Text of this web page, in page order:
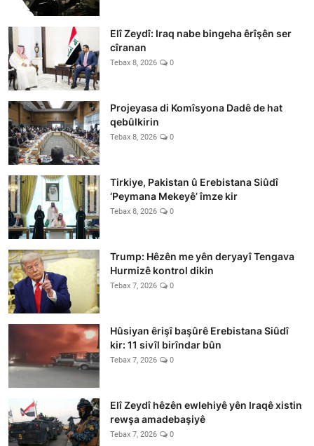
Elî Zeydî: Iraq nabe bingeha êrîşên ser
cîranan
Tebax 8, 2026 0
Projeyasa di Komîsyona Dadê de hat
qebûlkirin
Tebax 8, 2026 0
Tirkiye, Pakistan û Erebistana Siûdî
‘Peymana Mekeyê’ îmze kir
Tebax 8, 2026 0
Trump: Hêzên me yên deryayî Tengava
Hurmizê kontrol dikin
Tebax 7, 2026 0
Hûsiyan êrişî başûrê Erebistana Siûdî
kir: 11 sivîl birîndar bûn
Tebax 7, 2026 0
Elî Zeydî hêzên ewlehiyê yên Iraqê xistin
rewşa amadebaşiyê
Tebax 7, 2026 0